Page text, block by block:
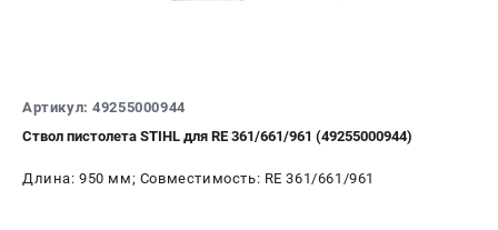
Артикул: 49255000944
Ствол пистолета STIHL для RE 361/661/961 (49255000944)
Длина: 950 мм; Совместимость: RE 361/661/961